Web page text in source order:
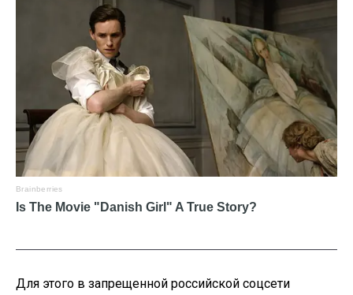
Для этого в запрещенной российской соцсети